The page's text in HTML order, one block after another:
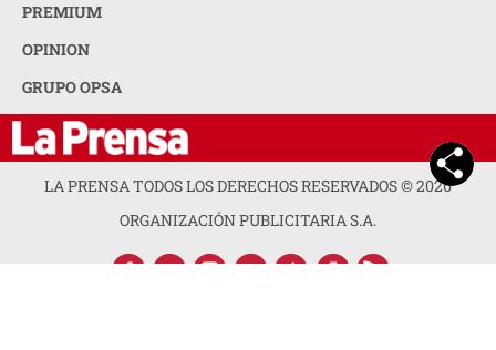
PREMIUM
OPINION
GRUPO OPSA
LA PRENSA TODOS LOS DERECHOS RESERVADOS ©2026
ORGANIZACIÓN PUBLICITARIA S.A.